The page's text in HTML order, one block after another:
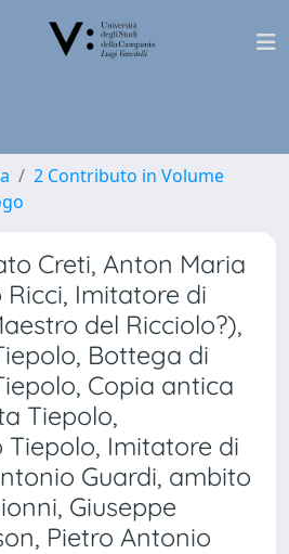
2 Contributo in Volume
Creti, Anton Maria
Imitatore di
del Ricciolo?),
Bottega di
Copia antica
Tiepolo,
Tiepolo, Imitatore di
Guardi, ambito
Giuseppe
Pietro Antonio